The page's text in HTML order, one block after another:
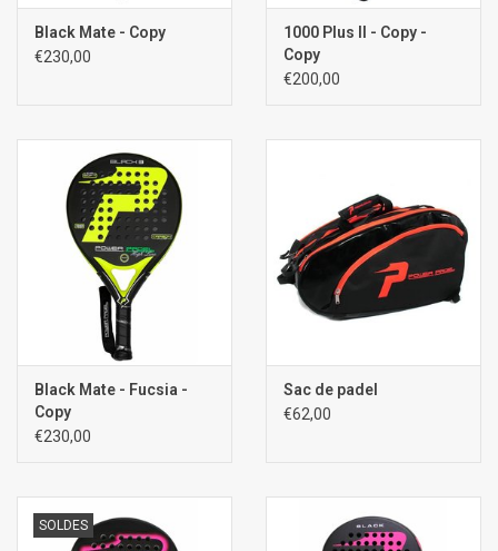
Black Mate - Copy
€230,00
1000 Plus II - Copy -
Copy
€200,00
Black Mate - Fucsia -
Copy
€230,00
Sac de padel
€62,00
SOLDES